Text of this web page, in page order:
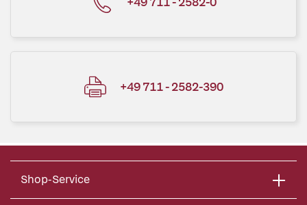
+49 711 - 2582-390
Shop-Service